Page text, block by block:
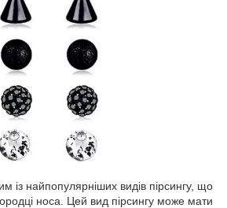
із найпопулярніших видів пірсингу, що
носа. Цей вид пірсингу може мати